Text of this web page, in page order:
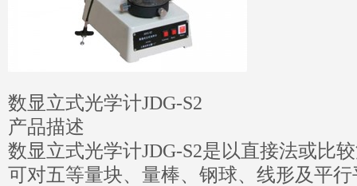
数显立式光学计JDG-S2
产品描述
数显立式光学计JDG-S2是以直接法或比
可对五等量块、量棒、钢球、线形及平